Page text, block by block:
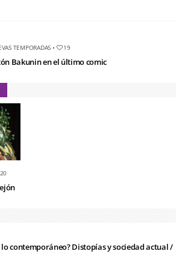
TEMPORADAS • 19
Bakunin en el último comic
20
contemporáneo? Distopías y sociedad actual /